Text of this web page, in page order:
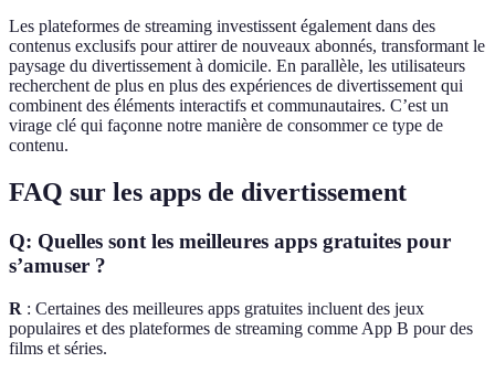
Les plateformes de streaming investissent également dans des
contenus exclusifs pour attirer de nouveaux abonnés, transformant le
paysage du divertissement à domicile. En parallèle, les utilisateurs
recherchent de plus en plus des expériences de divertissement qui
combinent des éléments interactifs et communautaires. C’est un
virage clé qui façonne notre manière de consommer ce type de
contenu.
FAQ sur les apps de divertissement
Q: Quelles sont les meilleures apps gratuites pour
s’amuser ?
R : Certaines des meilleures apps gratuites incluent des jeux
populaires et des plateformes de streaming comme App B pour des
films et séries.